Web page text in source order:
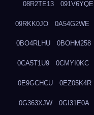
08R2TE13 091V6YQE
09RKK0JO 0A54G2WE
0BO4RLHU 0BOHM258
0CA5T1U9 0CMYI0KC
0E9GCHCU 0EZ05K4R
0G363XJW 0GI31E0A